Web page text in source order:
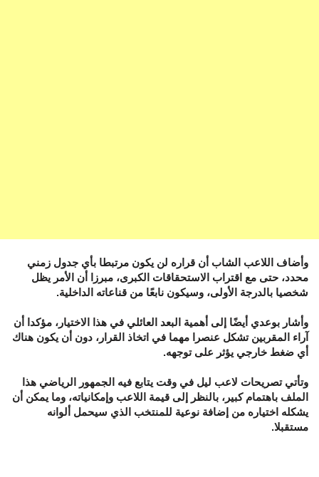
وأضاف اللاعب الشاب أن قراره لن يكون مرتبطا بأي جدول زمني
محدد، حتى مع اقتراب الاستحقاقات الكبرى، مبرزا أن الأمر يظل
شخصيا بالدرجة الأولى، وسيكون نابعًا من قناعاته الداخلية.
وأشار بوعدي أيضًا إلى أهمية البعد العائلي في هذا الاختيار، مؤكدا أن
آراء المقربين تشكل عنصرا مهما في اتخاذ القرار، دون أن يكون هناك
أي ضغط خارجي يؤثر على توجهه.
وتأتي تصريحات لاعب ليل في وقت يتابع فيه الجمهور الرياضي هذا
الملف باهتمام كبير، بالنظر إلى قيمة اللاعب وإمكانياته، وما يمكن أن
يشكله اختياره من إضافة نوعية للمنتخب الذي سيحمل ألوانه
مستقبلا.